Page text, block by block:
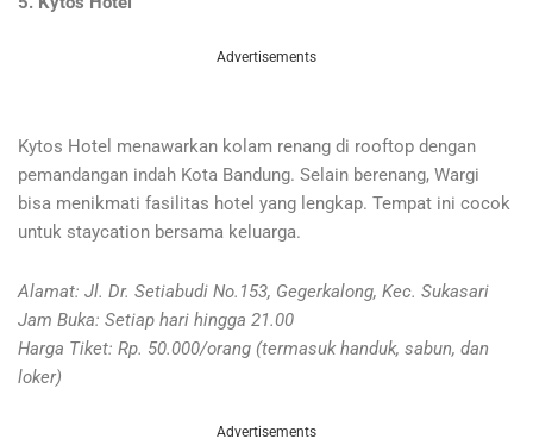
Advertisements
Kytos Hotel menawarkan kolam renang di rooftop dengan
pemandangan indah Kota Bandung. Selain berenang, Wargi
bisa menikmati fasilitas hotel yang lengkap. Tempat ini cocok
untuk staycation bersama keluarga.
Alamat: Jl. Dr. Setiabudi No.153, Gegerkalong, Kec. Sukasari
Jam Buka: Setiap hari hingga 21.00
Harga Tiket: Rp. 50.000/orang (termasuk handuk, sabun, dan
loker)
Advertisements